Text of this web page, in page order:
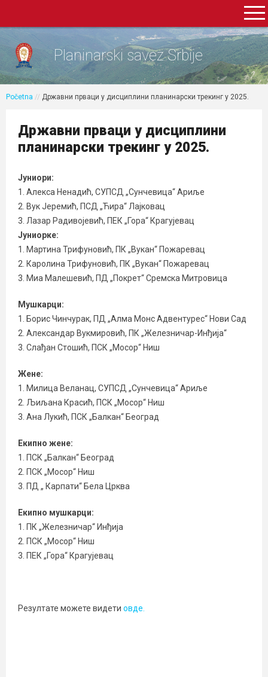
Planinarski savez Srbije
Početna // Државни прваци у дисциплини планинарски трекинг у 2025.
Државни прваци у дисциплини
планинарски трекинг у 2025.
Јуниори:
1. Алекса Ненадић, СУПСД „Сунчевица“ Ариље
2. Вук Јеремић, ПСД „Ћира“ Лајковац
3. Лазар Радивојевић, ПЕК „Гора“ Крагујевац
Јуниорке:
1. Мартина Трифуновић, ПК „Вукан“ Пожаревац
2. Каролина Трифуновић, ПК „Вукан“ Пожаревац
3. Миа Малешевић, ПД „Покрет“ Сремска Митровица
Мушкарци:
1. Борис Чинчурак, ПД „Алма Монс Адвентурес“ Нови Сад
2. Александар Вукмировић, ПК „Железничар-Инђија“
3. Слађан Стошић, ПСК „Мосор“ Ниш
Жене:
1. Милица Веланац, СУПСД „Сунчевица“ Ариље
2. Љиљана Красић, ПСК „Мосор“ Ниш
3. Ана Лукић, ПСК „Балкан“ Београд
Екипно жене:
1. ПСК „Балкан“ Београд
2. ПСК „Мосор“ Ниш
3. ПД „ Карпати“ Бела Црква
Екипно мушкарци:
1. ПК „Железничар“ Инђија
2. ПСК „Мосор“ Ниш
3. ПЕК „Гора“ Крагујевац
Резултате можете видети овде.